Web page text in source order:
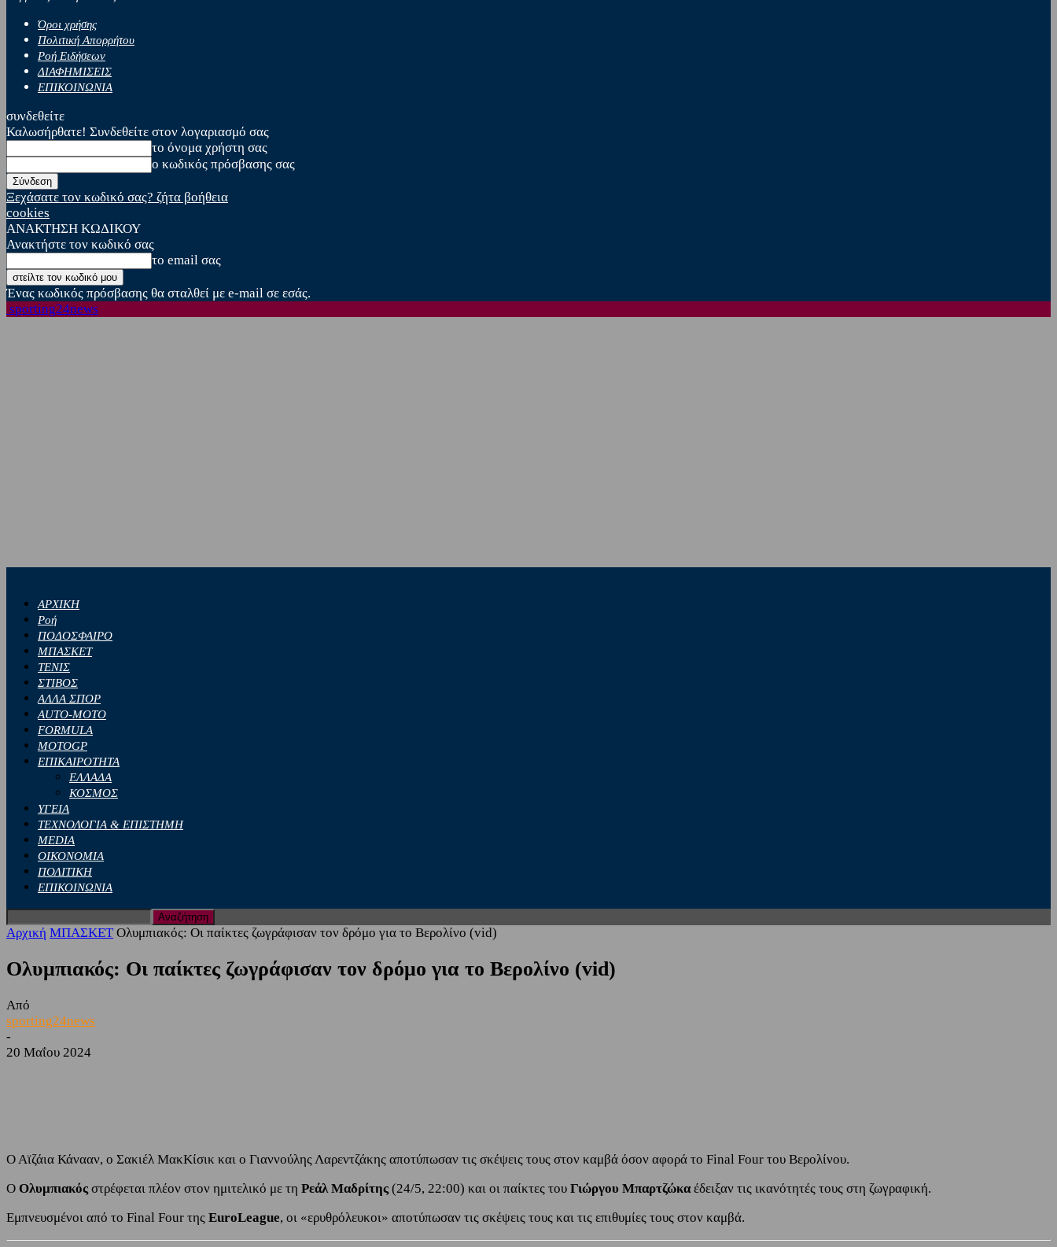
Όροι χρήσης
Πολιτική Απορρήτου
Ροή Ειδήσεων
ΔΙΑΦΗΜΙΣΕΙΣ
ΕΠΙΚΟΙΝΩΝΙΑ
συνδεθείτε
Καλωσήρθατε! Συνδεθείτε στον λογαριασμό σας
το όνομα χρήστη σας
ο κωδικός πρόσβασης σας
Ξεχάσατε τον κωδικό σας? ζήτα βοήθεια
cookies
ΑΝΑΚΤΗΣΗ ΚΩΔΙΚΟΥ
Ανακτήστε τον κωδικό σας
το email σας
Ένας κωδικός πρόσβασης θα σταλθεί με e-mail σε εσάς.
sporting24news
ΑΡΧΙΚΗ
Ροή
ΠΟΔΟΣΦΑΙΡΟ
ΜΠΑΣΚΕΤ
ΤΕΝΙΣ
ΣΤΙΒΟΣ
ΑΛΛΑ ΣΠΟΡ
AUTO-MOTO
FORMULA
MOTOGP
ΕΠΙΚΑΙΡΟΤΗΤΑ
ΕΛΛΑΔΑ
ΚΟΣΜΟΣ
ΥΓΕΙΑ
ΤΕΧΝΟΛΟΓΙΑ & ΕΠΙΣΤΗΜΗ
MEDIA
ΟΙΚΟΝΟΜΙΑ
ΠΟΛΙΤΙΚΗ
ΕΠΙΚΟΙΝΩΝΙΑ
Αρχική ΜΠΑΣΚΕΤ Ολυμπιακός: Οι παίκτες ζωγράφισαν τον δρόμο για το Βερολίνο (vid)
Ολυμπιακός: Οι παίκτες ζωγράφισαν τον δρόμο για το Βερολίνο (vid)
Από
sporting24news
-
20 Μαΐου 2024
Ο Αϊζάια Κάνααν, ο Σακιέλ ΜακΚίσικ και ο Γιαννούλης Λαρεντζάκης αποτύπωσαν τις σκέψεις τους στον καμβά όσον αφορά το Final Four του Βερολίνου.
Ο Ολυμπιακός στρέφεται πλέον στον ημιτελικό με τη Ρεάλ Μαδρίτης (24/5, 22:00) και οι παίκτες του Γιώργου Μπαρτζώκαέδειξαν τις ικανότητές τους στη ζωγραφική.
Εμπνευσμένοι από το Final Four της EuroLeague, οι «ερυθρόλευκοι» αποτύπωσαν τις σκέψεις τους και τις επιθυμίες τους στον καμβά.